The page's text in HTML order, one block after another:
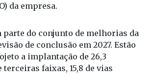
da empresa.
parte do conjunto de melhorias da
de conclusão em 2027. Estão
a implantação de 26,3
faixas, 15,8 de vias